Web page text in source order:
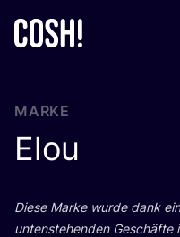
MARKE
Elou
Die­se Mar­ke wur­de dank
unten­ste­hen­den Geschäf­te